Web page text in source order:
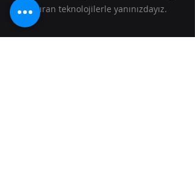
artıran teknolojilerle yanınızdayız.